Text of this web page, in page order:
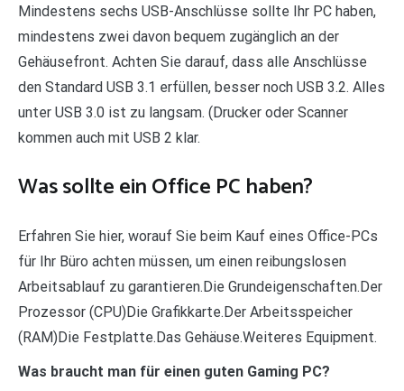
Mindestens sechs USB-Anschlüsse sollte Ihr PC haben,
mindestens zwei davon bequem zugänglich an der
Gehäusefront. Achten Sie darauf, dass alle Anschlüsse
den Standard USB 3.1 erfüllen, besser noch USB 3.2. Alles
unter USB 3.0 ist zu langsam. (Drucker oder Scanner
kommen auch mit USB 2 klar.
Was sollte ein Office PC haben?
Erfahren Sie hier, worauf Sie beim Kauf eines Office-PCs
für Ihr Büro achten müssen, um einen reibungslosen
Arbeitsablauf zu garantieren.Die Grundeigenschaften.Der
Prozessor (CPU)Die Grafikkarte.Der Arbeitsspeicher
(RAM)Die Festplatte.Das Gehäuse.Weiteres Equipment.
Was braucht man für einen guten Gaming PC?